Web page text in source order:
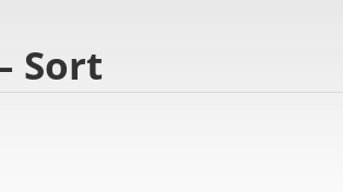
Sort